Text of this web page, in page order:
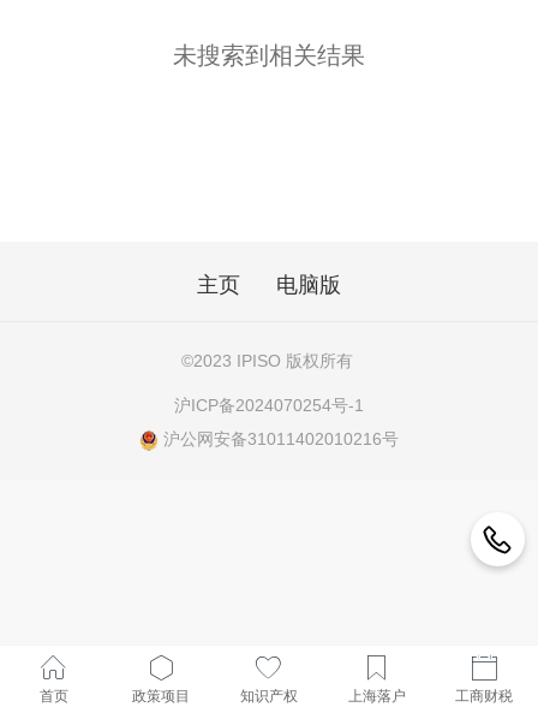
未搜索到相关结果
主页 电脑版
©2023 IPISO 版权所有
沪ICP备2024070254号-1
沪公网安备31011402010216号
首页 政策项目 知识产权 上海落户 工商财税